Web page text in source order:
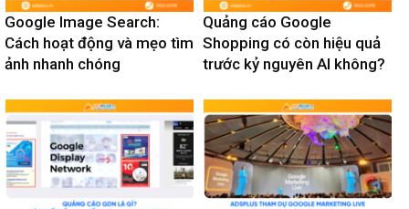
Google Image Search:
Cách hoạt động và mẹo tìm
ảnh nhanh chóng
Quảng cáo Google
Shopping có còn hiệu quả
trước kỷ nguyên AI không?